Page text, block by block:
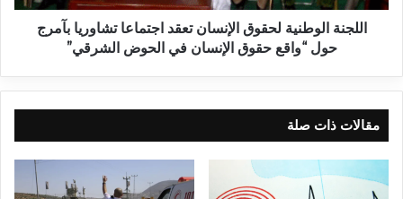
اللجنة الوطنية لحقوق الإنسان تعقد اجتماعا تشاوريا بآمرج
حول “واقع حقوق الإنسان في الحوض الشرقي”
مقالات ذات صلة